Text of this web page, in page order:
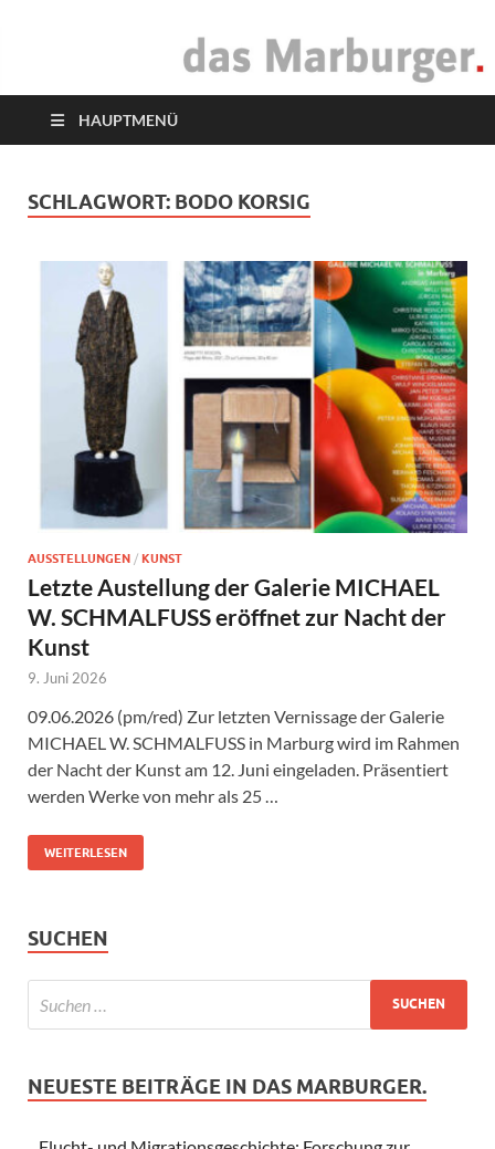
das Marburger.
HAUPTMENÜ
SCHLAGWORT: BODO KORSIG
AUSSTELLUNGEN / KUNST
Letzte Austellung der Galerie MICHAEL
W. SCHMALFUSS eröffnet zur Nacht der
Kunst
9. Juni 2026
09.06.2026 (pm/red) Zur letzten Vernissage der Galerie
MICHAEL W. SCHMALFUSS in Marburg wird im Rahmen
der Nacht der Kunst am 12. Juni eingeladen. Präsentiert
werden Werke von mehr als 25 …
WEITERLESEN
SUCHEN
NEUESTE BEITRÄGE IN DAS MARBURGER.